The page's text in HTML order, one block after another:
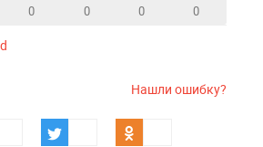
0 0 0 0
Нашли ошибку?